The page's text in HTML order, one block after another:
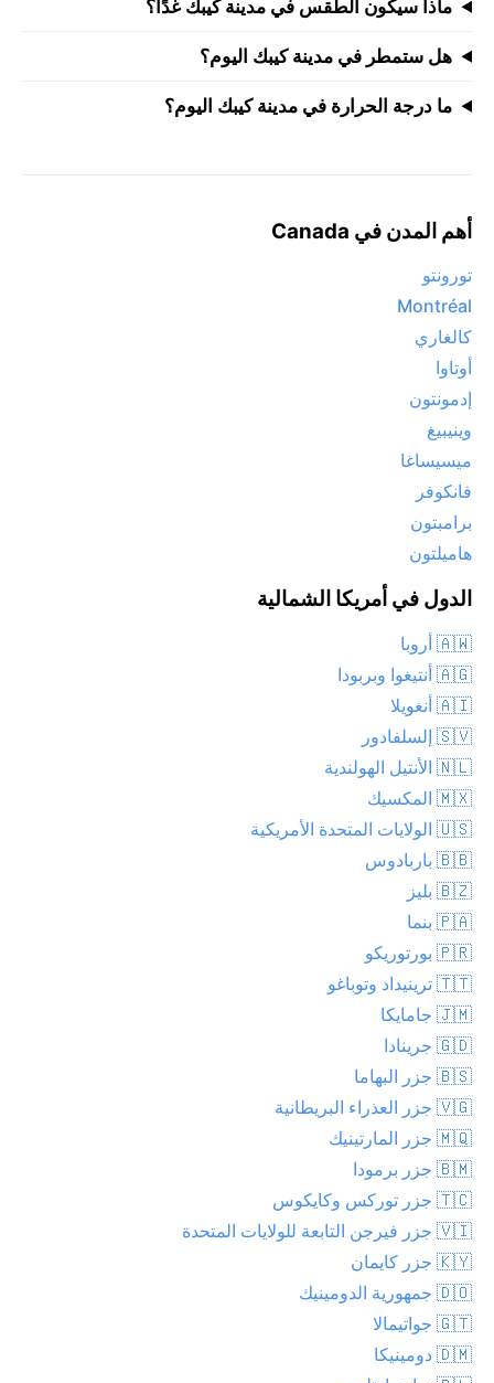
ماذا سيكون الطقس في مدينة كيبك غدًا؟
هل ستمطر في مدينة كيبك اليوم؟
ما درجة الحرارة في مدينة كيبك اليوم؟
أهم المدن في Canada
تورونتو
Montréal
كالغاري
أوتاوا
إدمونتون
وينيبيغ
ميسيساغا
فانكوفر
برامبتون
هاميلتون
الدول في أمريكا الشمالية
🇦🇼 أروبا
🇦🇬 أنتيغوا وبربودا
🇦🇮 أنغويلا
🇸🇻 إلسلفادور
🇳🇱 الأنتيل الهولندية
🇲🇽 المكسيك
🇺🇸 الولايات المتحدة الأمريكية
🇧🇧 باربادوس
🇧🇿 بليز
🇵🇦 بنما
🇵🇷 بورتوريكو
🇹🇹 ترينيداد وتوباغو
🇯🇲 جامايكا
🇬🇩 جرينادا
🇧🇸 جزر البهاما
🇻🇬 جزر العذراء البريطانية
🇲🇶 جزر المارتينيك
🇧🇲 جزر برمودا
🇹🇨 جزر توركس وكايكوس
🇻🇮 جزر فيرجن التابعة للولايات المتحدة
🇰🇾 جزر كايمان
🇩🇴 جمهورية الدومينيك
🇬🇹 جواتيمالا
🇩🇲 دومينيكا